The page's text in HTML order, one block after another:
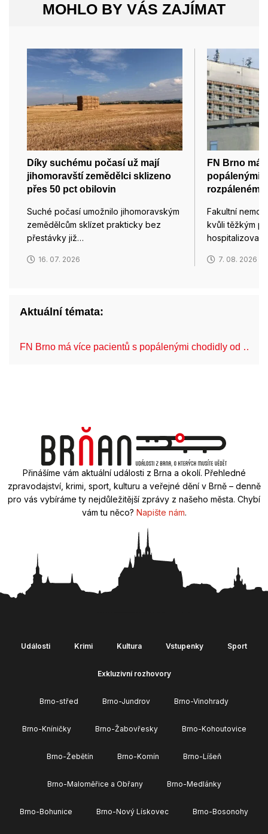
MOHLO BY VÁS ZAJÍMAT
Díky suchému počasí už mají
jihomoravští zemědělci sklizeno
přes 50 pct obilovin
Suché počasí umožnilo jihomoravským
zemědělcům sklízet prakticky bez
přestávky již…
16. 07. 2026
FN Brno má
popálenými
rozpáleném
Fakultní
kvůli těžkým
7. 08. 2026
Aktuální témata:
FN Brno má více pacientů s popálenými chodidly od …
Přinášíme vám aktuální události z Brna a okolí. Přehledné
zpravodajství, krimi, sport, kulturu a veřejné dění v Brně – denně
pro vás vybíráme ty nejdůležitější zprávy z našeho města. Chybí
vám tu něco? Napište nám.
Události Krimi Kultura Vstupenky Sport
Exkluzivní rozhovory
Brno-střed Brno-Jundrov Brno-Vinohrady
Brno-Kníničky Brno-Žabovřesky Brno-Kohoutovice
Brno-Žebětín Brno-Komín Brno-Líšeň
Brno-Maloměřice a Obřany Brno-Medlánky
Brno-Bohunice Brno-Nový Lískovec Brno-Bosonohy